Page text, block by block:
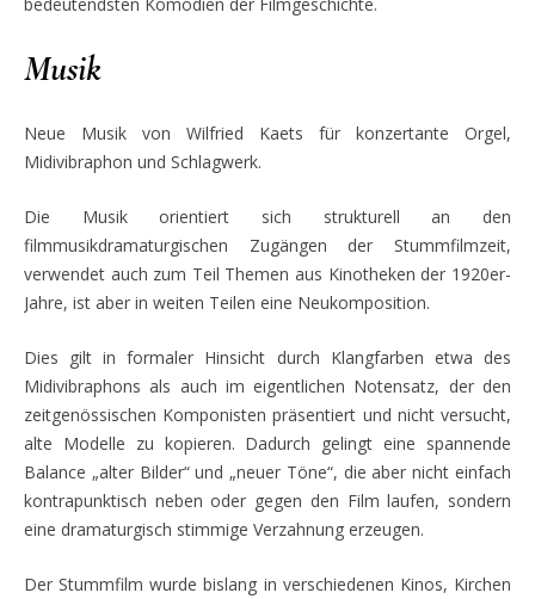
Musik
Neue Musik von Wilfried Kaets für konzertante Orgel,
Midivibraphon und Schlagwerk.
Die Musik orientiert sich strukturell an den
filmmusikdramaturgischen Zugängen der Stummfilmzeit,
verwendet auch zum Teil Themen aus Kinotheken der 1920er-
Jahre, ist aber in weiten Teilen eine Neukomposition.
Dies gilt in formaler Hinsicht durch Klangfarben etwa des
Midivibraphonsals auch im eigentlichen Notensatz, der den
zeitgenössischen Komponisten präsentiert und nicht versucht,
alte Modelle zu kopieren. Dadurch gelingt eine spannende
Balance „alter Bilder“ und „neuer Töne“, die aber nichteinfach
kontrapunktisch neben oder gegen den Film laufen, sondern
eine dramaturgisch stimmige Verzahnung erzeugen.
Der Stummfilm wurde bislang in verschiedenen Kinos, Kirchen